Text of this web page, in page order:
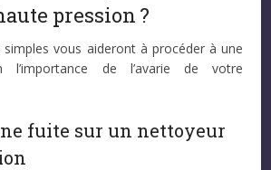
pression ?
simples vous aideront à procéder à une
l’importance de l’avarie de votre
fuite sur un nettoyeur